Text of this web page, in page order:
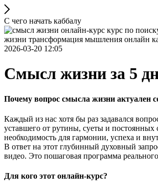
С чего начать каббалу
2026-03-20 12:05
Смысл жизни за 5
Почему вопрос смысла жизни актуален
Каждый из нас хотя бы раз задавался
уставшего от рутины, суеты и
необходимость для гармонии, успеха и
В ответ на этот глубинный духовный
видео. Это пошаговая программа
Для кого этот онлайн-курс?